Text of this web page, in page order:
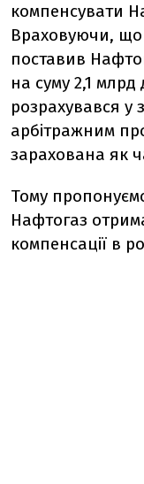
компенсувати
Враховуючи, що
поставив
на суму 2,1 млрд
розрахувався у
арбітражним
зарахована як
Тому
Нафтогаз
компенсації в